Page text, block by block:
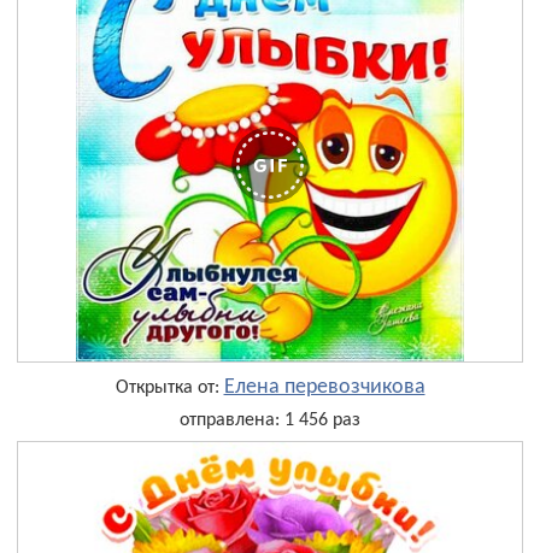
Открытка от: Елена перевозчикова
отправлена: 1 456 раз